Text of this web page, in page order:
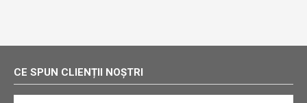
CE SPUN CLIENȚII NOȘTRI